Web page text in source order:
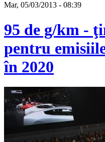
Mar, 05/03/2013 - 08:39
95 de g/km -
pentru
în 2020